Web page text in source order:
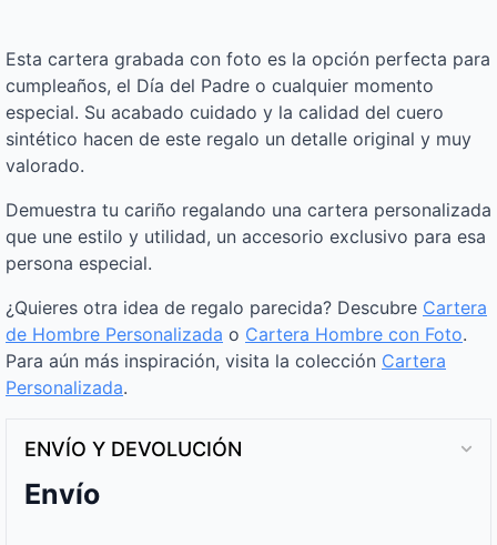
Esta cartera grabada con foto es la opción perfecta para
cumpleaños, el Día del Padre o cualquier momento
especial. Su acabado cuidado y la calidad del cuero
sintético hacen de este regalo un detalle original y muy
valorado.
Demuestra tu cariño regalando una cartera personalizada
que une estilo y utilidad, un accesorio exclusivo para esa
persona especial.
¿Quieres otra idea de regalo parecida? Descubre Cartera
de Hombre Personalizada o Cartera Hombre con Foto.
Para aún más inspiración, visita la colección Cartera
Personalizada.
ENVÍO Y DEVOLUCIÓN
Envío